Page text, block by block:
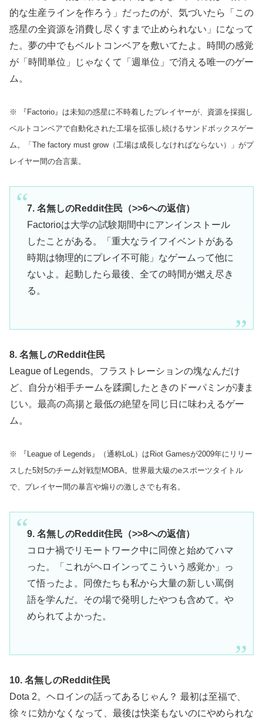
的な生産ラインを作ろう」だったのが、気づいたら「この
惑星の全資源を消費し尽くすまで止められない」になって
た。夢の中でもベルトコンベアを敷いてたよ。時間の感覚
が「時間単位」じゃなくて「週単位」で消える唯一のゲー
ム。
※ 『Factorio』は未知の惑星に不時着したプレイヤーが、資源を採掘し
ベルトコンベアで自動化された工場を拡張し続けるサンドボックスゲー
ム。「The factory must grow（工場は成長しなければならない）」がプ
レイヤー間の合言葉。
7. 名無しのReddit住民（>>6への返信）
Factorioは大学の試験期間中にアンインストール
したことがある。「重大なライフイベントがある
時期は物理的にプレイ不可能」なゲームって他に
ないよ。起動したら最後、全ての時間が燃え尽き
る。
8. 名無しのReddit住民
League of Legends。フラストレーションの塊なんだけ
ど、自分が相手チームを蹂躙したときのドーパミンが凄ま
じい。最高の高揚と最低の絶望を同じ日に味わえるゲー
ム。
※ 『League of Legends』（通称LoL）はRiot Gamesが2009年にリリー
スした5対5のチーム対戦型MOBA。世界最大級のeスポーツタイトル
で、プレイヤー間の暴言や煽りの激しさでも有名。
9. 名無しのReddit住民（>>8への返信）
コロナ禍でリモートワーク中に同僚と始めてハマ
った。「これがヘロインってこういう感覚か」っ
て悟ったよ。同僚たちも私から大量の新しい罵倒
語を学んだ。その場で発明したやつも含めて。や
められてよかった。
10. 名無しのReddit住民
Dota 2。ヘロインの話ってあるじゃん？ 最初は至福で、
徐々に効かなくなって、最後は快楽もないのにやめられな